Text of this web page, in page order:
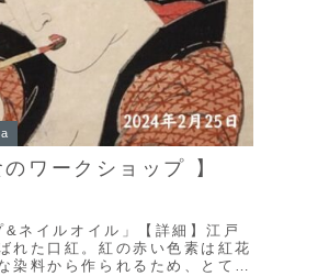
のワークショップ 】
ネイルオイル」【詳細】江戸
れた口紅。紅の赤い色素は紅花
染料から作られるため、とても